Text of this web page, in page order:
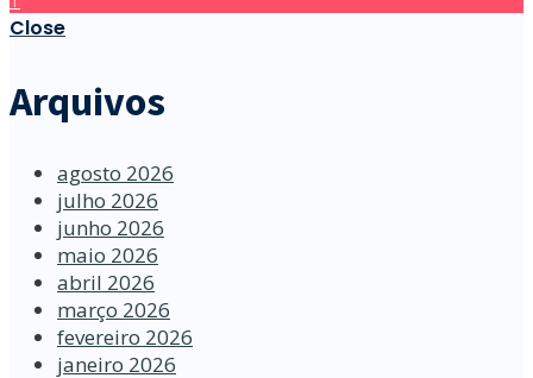
Close
Arquivos
agosto 2026
julho 2026
junho 2026
maio 2026
abril 2026
março 2026
fevereiro 2026
janeiro 2026